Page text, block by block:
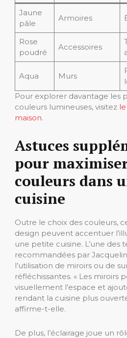
Jaune
pâle
Armoires
Rose
poudré
Accessoires
Aqua Murs
Pour explorer davantage les
couleurs lumineuses, visitez
maison.
Astuces
pour
couleurs dans
cuisine
Outre le choix des couleurs,
design peuvent accentuer
une petite cuisine. L’une des
recommandées par
l’utilisation de miroirs ou de
réfléchissantes. « Les miroirs
visuellement l’espace et
rendant la cuisine plus
affirme-t-elle.
De plus, l’éclairage joue un